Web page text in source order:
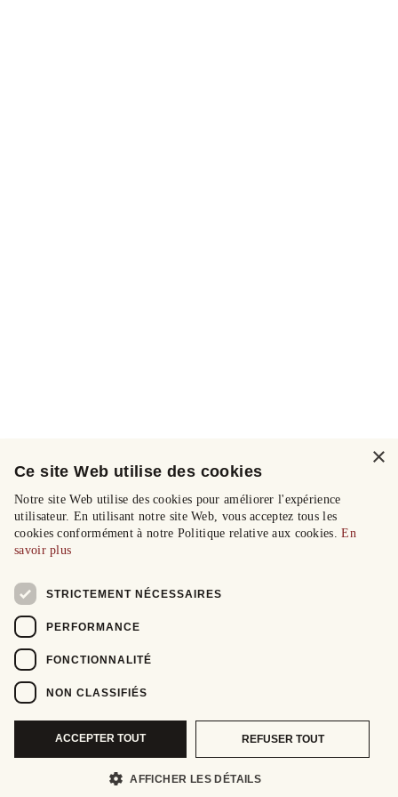
×
Ce site Web utilise des cookies
Notre site Web utilise des cookies pour améliorer l'expérience
utilisateur. En utilisant notre site Web, vous acceptez tous les
cookies conformément à notre Politique relative aux cookies.En
savoir plus
STRICTEMENT NÉCESSAIRES
PERFORMANCE
FONCTIONNALITÉ
NON CLASSIFIÉS
ACCEPTER TOUT REFUSER TOUT
AFFICHER LES DÉTAILS